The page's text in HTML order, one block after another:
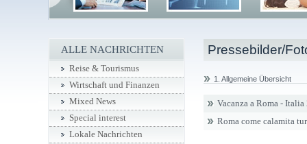
Pressebilder/
1. Allgemeine Übersicht
Vacanza a Roma - Italia
Roma come calamita
ALLE NACHRICHTEN
Reise & Tourismus
Wirtschaft und Finanzen
Mixed News
Special interest
Lokale Nachrichten